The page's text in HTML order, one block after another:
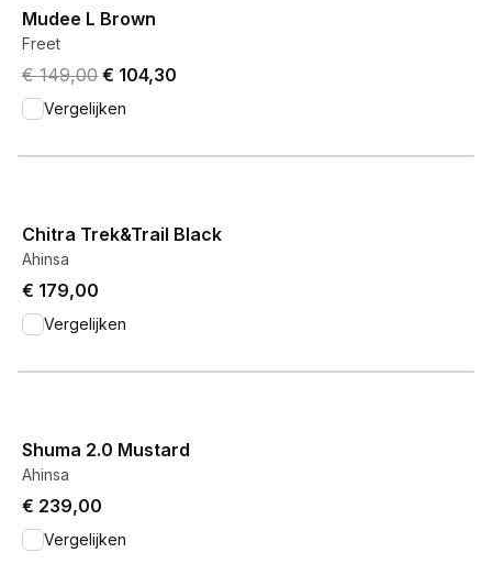
Mudee L Brown
Freet
Original price was € 149,00.
€ 149,00 Current price is € 104,30.
€ 104,30
Vergelijken
Chitra Trek&Trail Black
Ahinsa
€ 179,00
Vergelijken
Shuma 2.0 Mustard
Ahinsa
€ 239,00
Vergelijken